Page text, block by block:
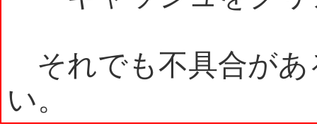
それでも不具合があ
い。